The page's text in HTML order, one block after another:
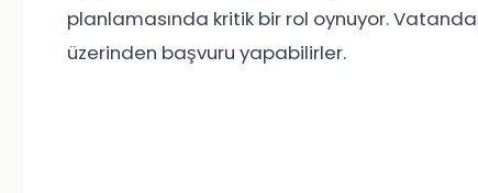
planlamasında kritik bir rol oynuyor.
üzerinden başvuru yapabilirler.